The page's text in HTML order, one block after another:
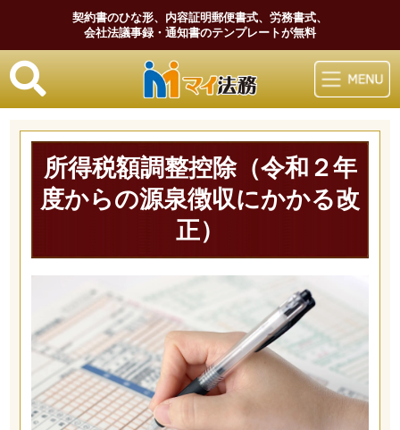
契約書のひな形、内容証明郵便書式、労務書式、
会社法議事録・通知書のテンプレートが無料
マイ法務
所得税額調整控除（令和２年
度からの源泉徴収にかかる改
正）